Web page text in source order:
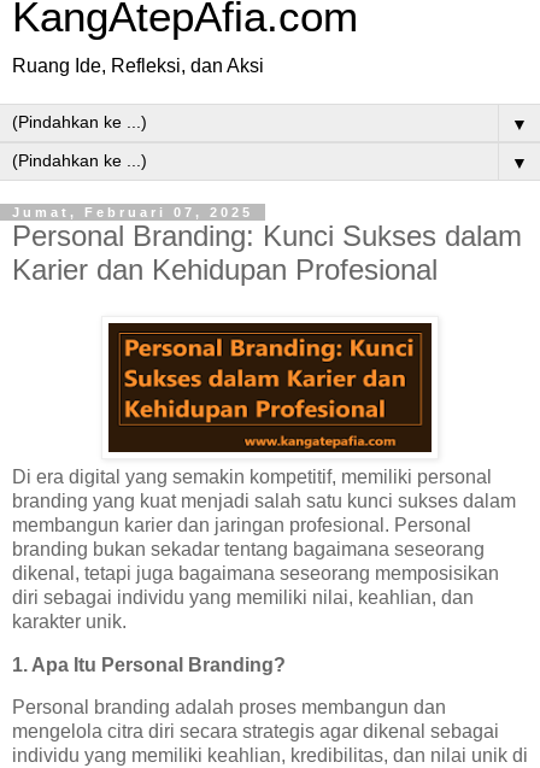
KangAtepAfia.com
Ruang Ide, Refleksi, dan Aksi
▼
▼
Jumat, Februari 07, 2025
Personal Branding: Kunci Sukses dalam
Karier dan Kehidupan Profesional
Di era digital yang semakin kompetitif, memiliki personal
branding yang kuat menjadi salah satu kunci sukses dalam
membangun karier dan jaringan profesional. Personal
branding bukan sekadar tentang bagaimana seseorang
dikenal, tetapi juga bagaimana seseorang memposisikan
diri sebagai individu yang memiliki nilai, keahlian, dan
karakter unik.
1. Apa Itu Personal Branding?
Personal branding adalah proses membangun dan
mengelola citra diri secara strategis agar dikenal sebagai
individu yang memiliki keahlian, kredibilitas, dan nilai unik di